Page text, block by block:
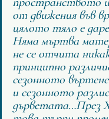
от движения във
цялото тяло е
Няма мъртва
не се отчита
принципно
сезонното
и сезонното
дърветата…През